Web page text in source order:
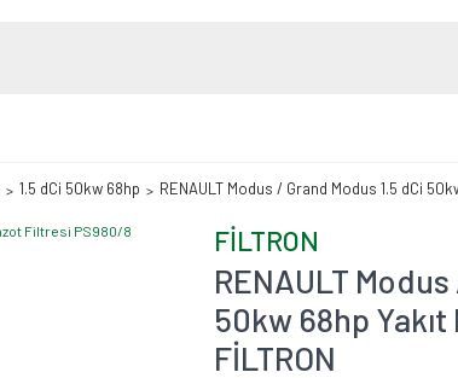
1.5 dCi 50kw 68hp RENAULT Modus / Grand Modus 1.5 dCi
FİLTRON
RENAULT
50kw 68hp
FİLTRON